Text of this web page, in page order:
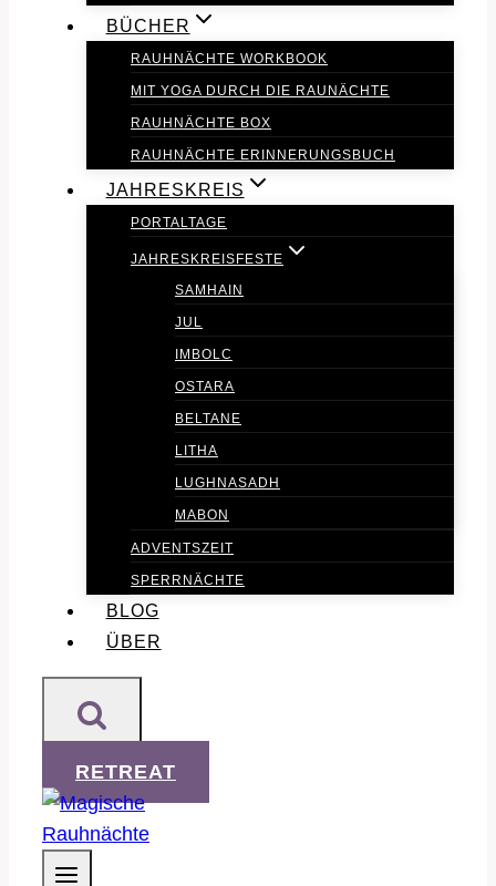
BÜCHER
RAUHNÄCHTE WORKBOOK
MIT YOGA DURCH DIE RAUNÄCHTE
RAUHNÄCHTE BOX
RAUHNÄCHTE ERINNERUNGSBUCH
JAHRESKREIS
PORTALTAGE
JAHRESKREISFESTE
SAMHAIN
JUL
IMBOLC
OSTARA
BELTANE
LITHA
LUGHNASADH
MABON
ADVENTSZEIT
SPERRNÄCHTE
BLOG
ÜBER
RETREAT